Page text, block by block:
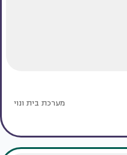
מערכת בית ונוי